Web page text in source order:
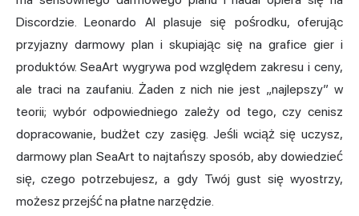
Discordzie. Leonardo AI plasuje się pośrodku, oferując
przyjazny darmowy plan i skupiając się na grafice gier i
produktów. SeaArt wygrywa pod względem zakresu i ceny,
ale traci na zaufaniu. Żaden z nich nie jest „najlepszy” w
teorii; wybór odpowiedniego zależy od tego, czy cenisz
dopracowanie, budżet czy zasięg. Jeśli wciąż się uczysz,
darmowy plan SeaArt to najtańszy sposób, aby dowiedzieć
się, czego potrzebujesz, a gdy Twój gust się wyostrzy,
możesz przejść na płatne narzędzie.